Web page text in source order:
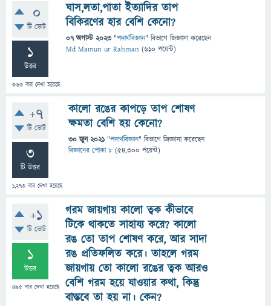
0
টি ভোট
1
উত্তর
363 বার দেখা হয়েছে
ঘাস,লতা,পাতা ইত্যাদির তাপ
বিকিরণের হার বেশি কেনো?
07 অগাস্ট 2023 "পদার্থবিজ্ঞান" বিভাগে জিজ্ঞাসাকরেছেন
Md Mamun ur Rahman (610 পয়েন্ট)
+7
টি ভোট
3
টি উত্তর
1,273 বার দেখা হয়েছে
কালো রঙের কাপড়ে তাপ শোষণ
ক্ষমতা বেশি হয় কেনো?
30 জুন 2021 "পদার্থবিজ্ঞান" বিভাগে জিজ্ঞাসাকরেছেন
বিজ্ঞানের পোকা ৮ (54,300 পয়েন্ট)
+1
টি ভোট
1
উত্তর
495 বার দেখা হয়েছে
গরম জায়গায় কালো ত্বক কীভাবে
টিকে থাকতে সাহায্য করে? কালো
রঙ তো তাপ শোষণ করে, আর সাদা
রঙ প্রতিফলিত করে। তাহলে গরম
জায়গায় তো কালো রঙের ত্বক আরও
বেশি গরম হয়ে যাওয়ার কথা, কিন্তু
বাস্তবে তা হয় না। কেন?